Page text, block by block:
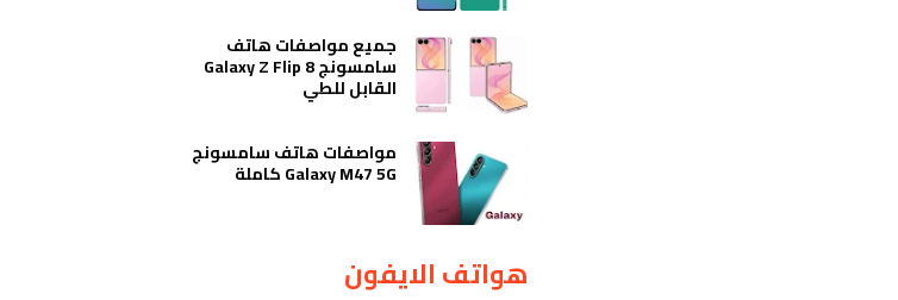
جميع مواصفات هاتف
سامسونج Galaxy Z Flip 8
القابل للطي
مواصفات هاتف سامسونج
Galaxy M47 5G كاملة
هواتف الايفون